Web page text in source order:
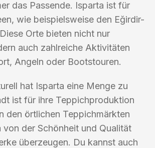
das Passende. Isparta ist für
wie beispielsweise den Eğirdir-
Orte bieten nicht nur
auch zahlreiche Aktivitäten
Angeln oder Bootstouren.
hat Isparta eine Menge zu
ist für ihre Teppichproduktion
den örtlichen Teppichmärkten
von der Schönheit und Qualität
überzeugen. Du kannst auch